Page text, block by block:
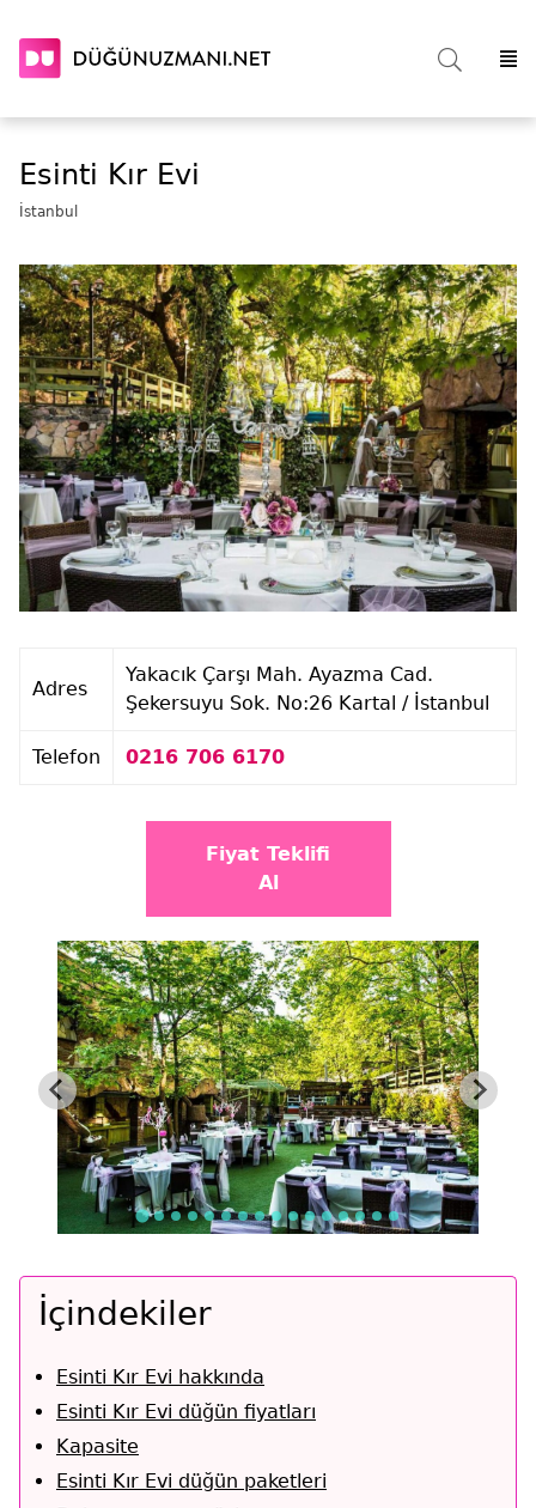
Esinti Kır Evi
İstanbul
Adres
Yakacık Çarşı Mah. Ayazma Cad.
Şekersuyu Sok. No:26 Kartal / İstanbul
Telefon 0216 706 6170
Fiyat Teklifi
Al
İçindekiler
Esinti Kır Evi hakkında
Esinti Kır Evi düğün fiyatları
Kapasite
Esinti Kır Evi düğün paketleri